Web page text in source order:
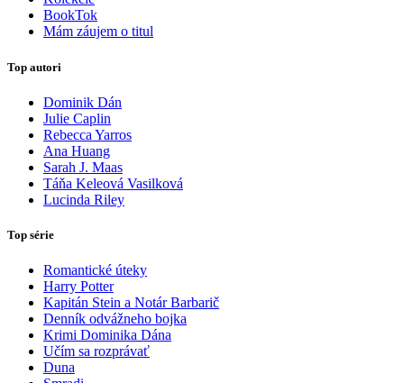
BookTok
Mám záujem o titul
Top autori
Dominik Dán
Julie Caplin
Rebecca Yarros
Ana Huang
Sarah J. Maas
Táňa Keleová Vasilková
Lucinda Riley
Top série
Romantické úteky
Harry Potter
Kapitán Stein a Notár Barbarič
Denník odvážneho bojka
Krimi Dominika Dána
Učím sa rozprávať
Duna